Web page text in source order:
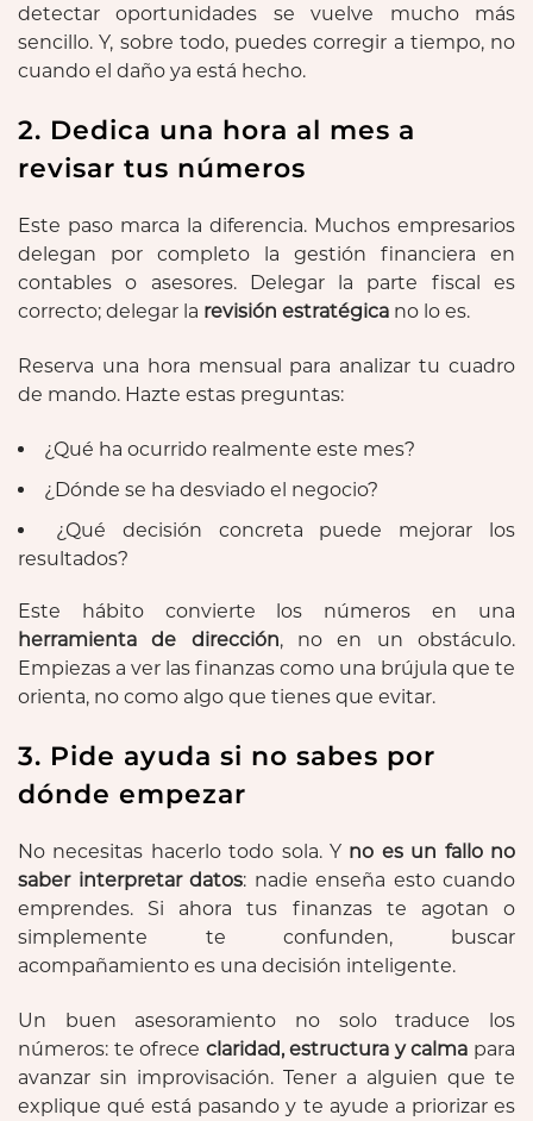
detectar oportunidades se vuelve mucho más
sencillo. Y, sobre todo, puedes corregir a tiempo, no
cuando el daño ya está hecho.
2. Dedica una hora al mes a
revisar tus números
Este paso marca la diferencia. Muchos empresarios
delegan por completo la gestión financiera en
contables o asesores. Delegar la parte fiscal es
correcto; delegar la revisión estratégica no lo es.
Reserva una hora mensual para analizar tu cuadro
de mando. Hazte estas preguntas:
¿Qué ha ocurrido realmente este mes?
¿Dónde se ha desviado el negocio?
¿Qué decisión concreta puede mejorar los
resultados?
Este hábito convierte los números en una
herramienta de dirección, no en un obstáculo.
Empiezas a ver las finanzas como una brújula que te
orienta, no como algo que tienes que evitar.
3. Pide ayuda si no sabes por
dónde empezar
No necesitas hacerlo todo sola. Y no es un fallo no
saber interpretar datos: nadie enseña esto cuando
emprendes. Si ahora tus finanzas te agotan o
simplemente te confunden, buscar
acompañamiento es una decisión inteligente.
Un buen asesoramiento no solo traduce los
números: te ofrece claridad, estructura y calma para
avanzar sin improvisación. Tener a alguien que te
explique qué está pasando y te ayude a priorizar es